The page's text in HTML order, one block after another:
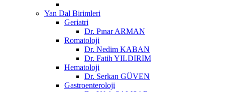
Yan Dal Birimleri
Geriatri
Dr. Pınar ARMAN
Romatoloji
Dr. Nedim KABAN
Dr. Fatih YILDIRIM
Hematoloji
Dr. Serkan GÜVEN
Gastroenteroloji